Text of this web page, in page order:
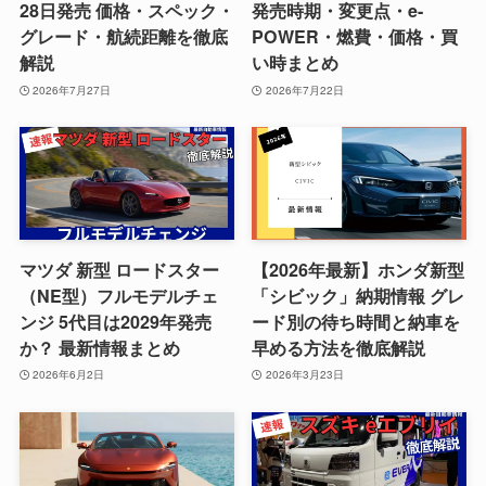
28日発売 価格・スペック・
グレード・航続距離を徹底
解説
2026年7月27日
発売時期・変更点・e-
POWER・燃費・価格・買
い時まとめ
2026年7月22日
マツダ 新型 ロードスター
（NE型）フルモデルチェ
ンジ 5代目は2029年発売
か？ 最新情報まとめ
2026年6月2日
【2026年最新】ホンダ新型
「シビック」納期情報 グレ
ード別の待ち時間と納車を
早める方法を徹底解説
2026年3月23日